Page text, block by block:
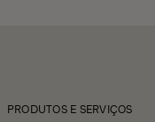
PRODUTOS E SERVIÇOS